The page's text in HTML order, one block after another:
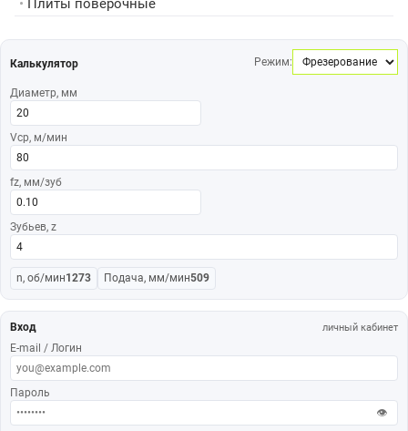
• Плиты поверочные
Калькулятор Режим:
Диаметр, мм
Vср, м/мин
fz, мм/зуб
Зубьев, z
n, об/мин1273 Подача, мм/мин509
Вход личный кабинет
E-mail / Логин
Пароль
👁